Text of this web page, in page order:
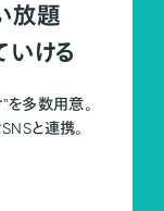
放題
いける
を多数用意。
と連携。